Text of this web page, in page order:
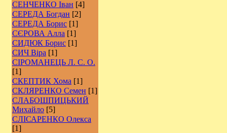
СЕНЧЕНКО Іван [4]
СЕРЕДА Богдан [2]
СЕРЕДА Борис [1]
СЄРОВА Алла [1]
СИДЮК Борис [1]
СИЧ Віра [1]
СІРОМАНЕЦЬ Л. С. О.
[1]
СКЕПТИК Хома [1]
СКЛЯРЕНКО Семен [1]
СЛАБОШПИЦЬКИЙ
Михайло [5]
СЛІСАРЕНКО Олекса
[1]